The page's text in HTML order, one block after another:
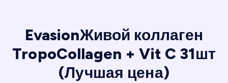
EvasionЖивой коллаген
TropoCollagen + Vit C 31шт
(Лучшая цена)